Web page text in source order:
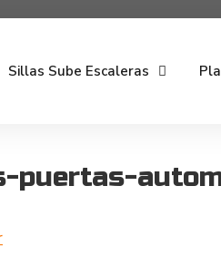
Sillas Sube Escaleras
puertas-